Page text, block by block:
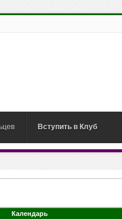
Вступить в Клуб
Календарь